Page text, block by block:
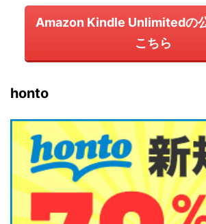
Amazon Kindle Unlimitedの
こちら
honto